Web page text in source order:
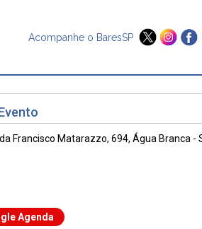
Acompanhe o BaresSP
Francisco Matarazzo, 694, Água Branca -
Agenda